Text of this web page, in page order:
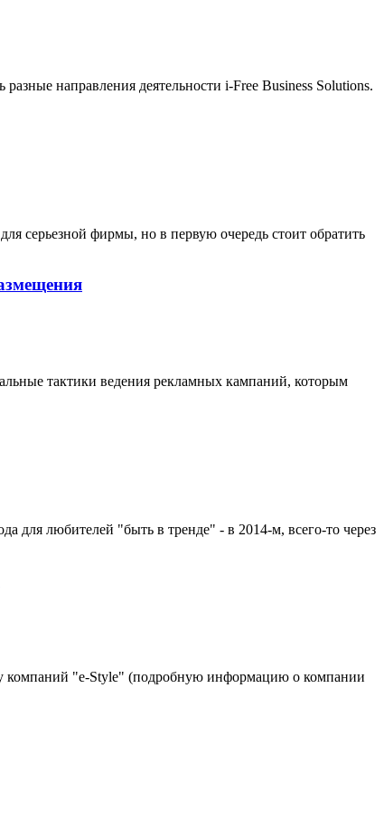
направления деятельности i-Free Business Solutions.
серьезной фирмы, но в первую очередь стоит обратить
тактики ведения рекламных кампаний, которым
для любителей "быть в тренде" - в 2014-м, всего-то через
компаний "e-Style" (подробную информацию о компании